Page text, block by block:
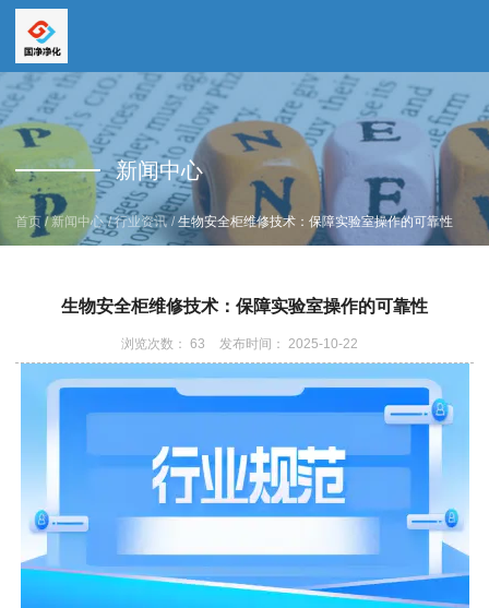
全国服务热线
19157616862
全国服务热线
15669159195新闻中心
首页 /新闻中心 /行业资讯 / 生物安全柜维修技术：保障实验室操作的可靠性
生物安全柜维修技术：保障实验室操作的可靠性
浏览次数： 63 发布时间： 2025-10-22